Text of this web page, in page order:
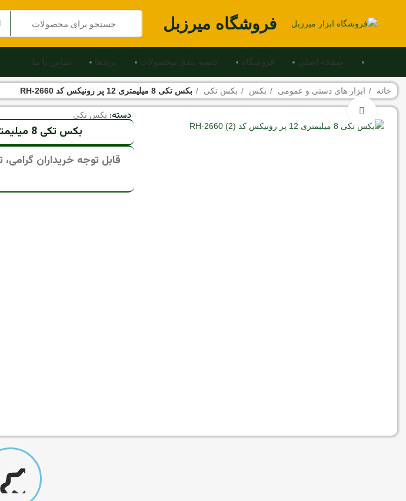
فروشگاه میرزبل
صفحه اصلی فروشگاه دسته بندی محصولات برندها تماس با ما
خانه ابزار های دستی و عمومی بکس بکس تکی بکس تکی 8 میلیمتری 12 پر رونیکس کد RH-2660
دسته: بکس تکی
بکس تکی 8 میلیمتری 12 پر رونیکس کد RH-2660